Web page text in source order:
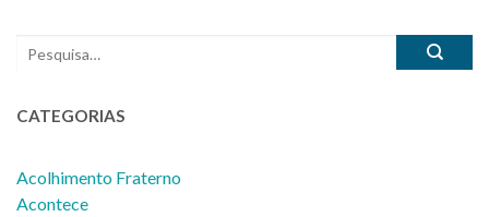
CATEGORIAS
Acolhimento Fraterno
Acontece